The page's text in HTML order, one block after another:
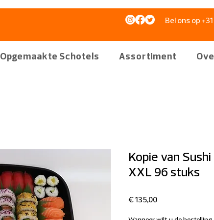
Opgemaakte Schotels Assortiment
Bel ons op
Kopie van
XXL 96 stuks
€ 135,00Prijs